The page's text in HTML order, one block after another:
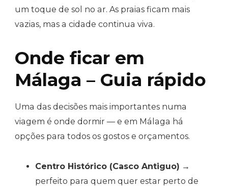
um toque de sol no ar. As praias ficam mais
vazias, mas a cidade continua viva.
Onde ficar em
Málaga – Guia rápido
Uma das decisões mais importantes numa
viagem é onde dormir — e em Málaga há
opções para todos os gostos e orçamentos.
Centro Histórico (Casco Antiguo) →
perfeito para quem quer estar perto de